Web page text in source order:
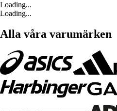
Loading...
Loading...
Alla våra varumärken